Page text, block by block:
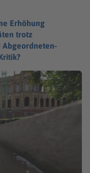
Erhöhung
trotz
Abgeordneten-